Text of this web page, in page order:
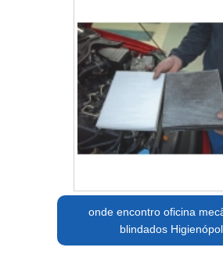
onde encontro oficina
blindados